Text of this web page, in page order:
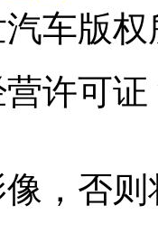
汽车版
许可证
，否